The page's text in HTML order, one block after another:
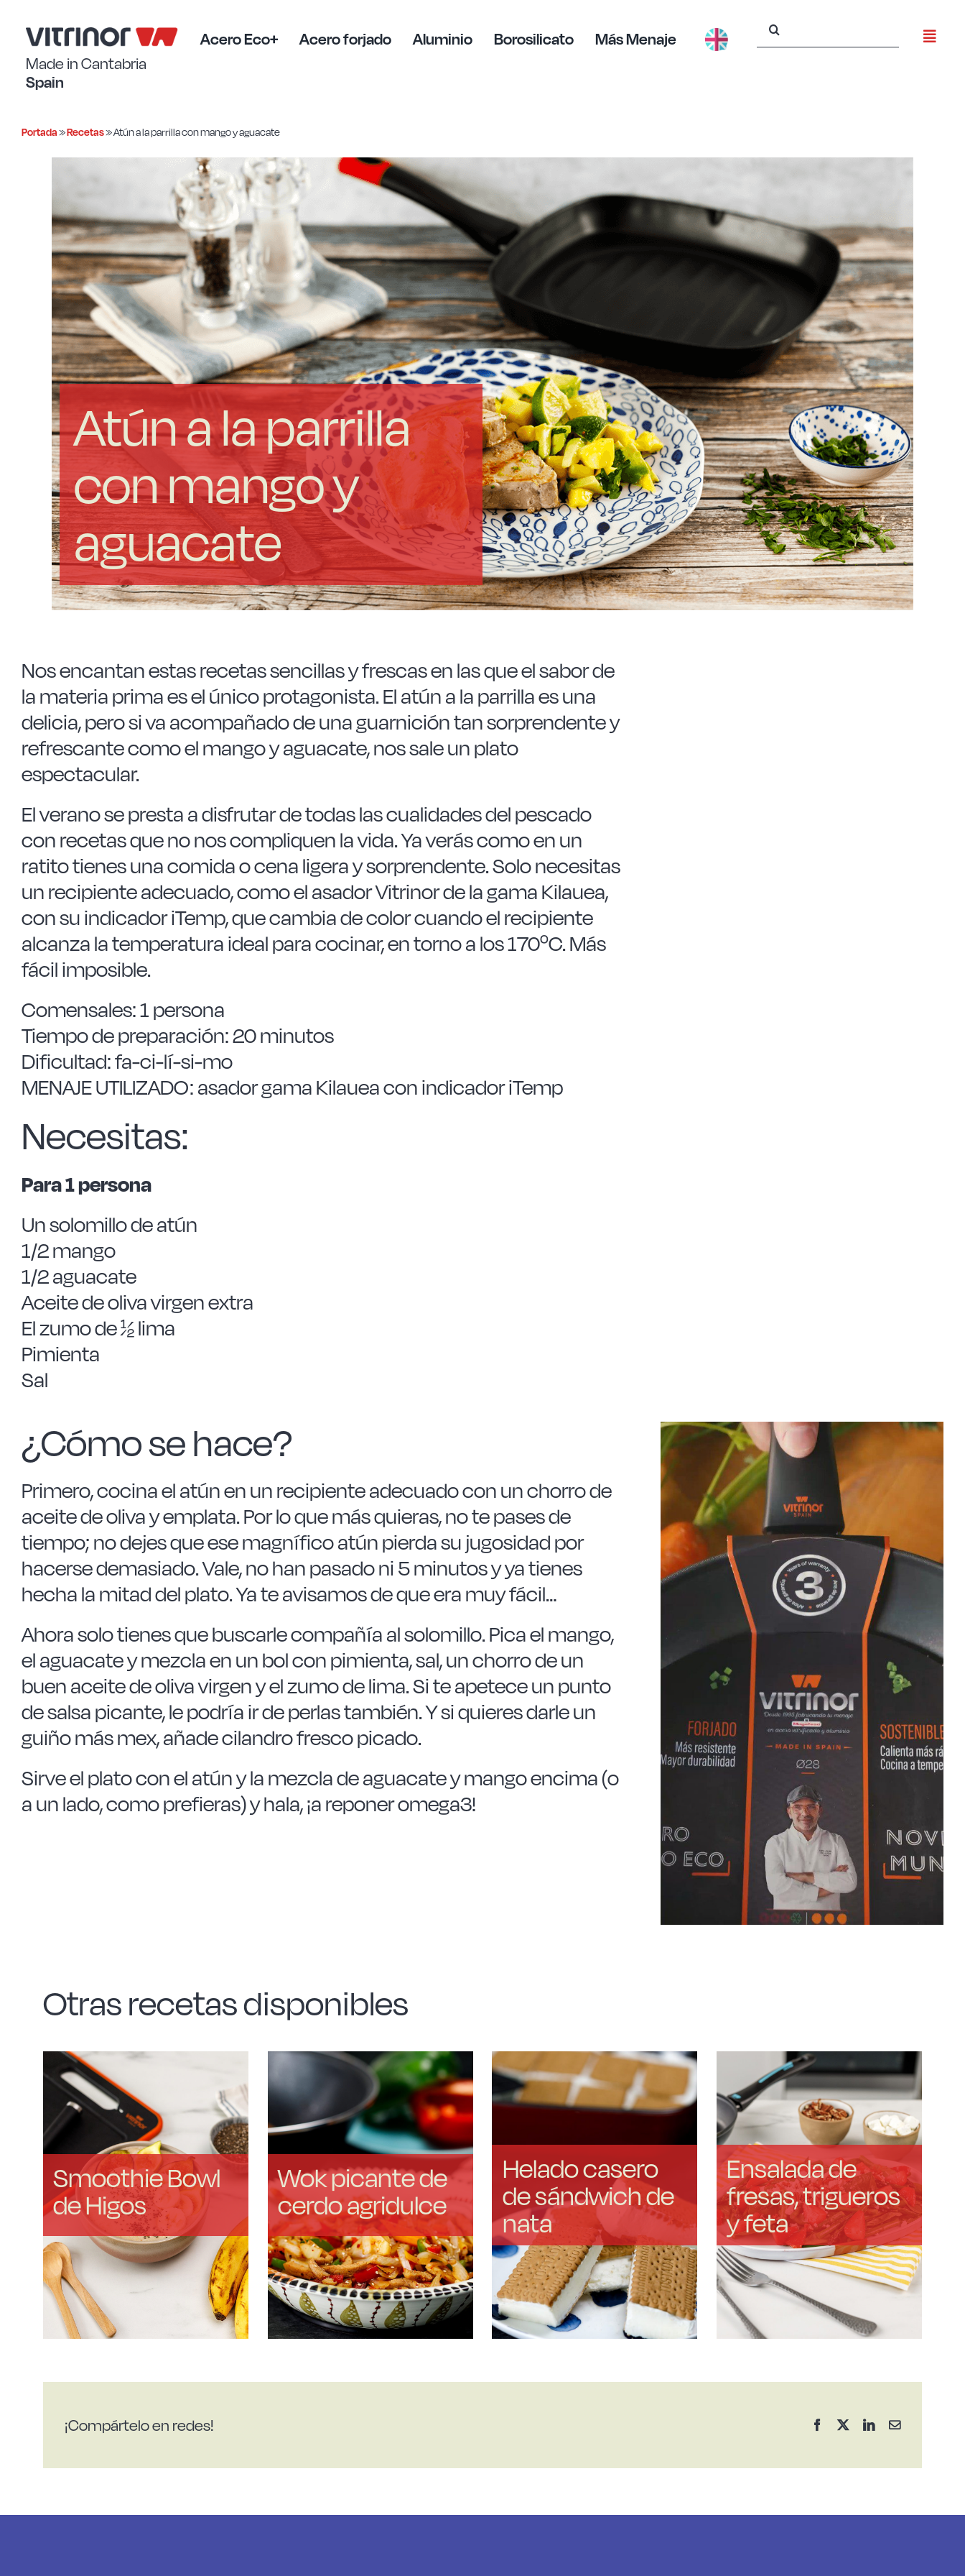
contenido
Made in Cantabria
Spain
Acero Eco+ Acero forjado Aluminio Borosilicato Más Menaje
Portada»Recetas»Atún a la parrilla con mango y aguacate
Atún a la parrilla
con mango y
aguacate
Nos encantan estas recetas sencillas y frescas en las que el sabor de
la materia prima es el único protagonista. El atún a la parrilla es una
delicia, pero si va acompañado de una guarnición tan sorprendente y
refrescante como el mango y aguacate, nos sale un plato
espectacular.
El verano se presta a disfrutar de todas las cualidades del pescado
con recetas que no nos compliquen la vida. Ya verás como en un
ratito tienes una comida o cena ligera y sorprendente. Solo necesitas
un recipiente adecuado, como el asador Vitrinor de la gama Kilauea,
con su indicador iTemp, que cambia de color cuando el recipiente
alcanza la temperatura ideal para cocinar, en torno a los 170ºC. Más
fácil imposible.
Comensales: 1 persona
Tiempo de preparación: 20 minutos
Dificultad: fa-ci-lí-si-mo
MENAJE UTILIZADO: asador gama Kilauea con indicador iTemp
Necesitas:
Para 1 persona
Un solomillo de atún
1/2 mango
1/2 aguacate
Aceite de oliva virgen extra
El zumo de ½ lima
Pimienta
Sal
¿Cómo se hace?
Primero, cocina el atún en un recipiente adecuado con un chorro de
aceite de oliva y emplata. Por lo que más quieras, no te pases de
tiempo; no dejes que ese magnífico atún pierda su jugosidad por
hacerse demasiado. Vale, no han pasado ni 5 minutos y ya tienes
hecha la mitad del plato. Ya te avisamos de que era muy fácil…
Ahora solo tienes que buscarle compañía al solomillo. Pica el mango,
el aguacate y mezcla en un bol con pimienta, sal, un chorro de un
buen aceite de oliva virgen y el zumo de lima. Si te apetece un punto
de salsa picante, le podría ir de perlas también. Y si quieres darle un
guiño más mex, añade cilandro fresco picado.
Sirve el plato con el atún y la mezcla de aguacate y mango encima (o
a un lado, como prefieras) y hala, ¡a reponer omega3!
Otras recetas disponibles
Smoothie Bowl
de Higos
Wok picante de
cerdo agridulce
Helado casero
de sándwich de
nata
Ensalada de
fresas, trigueros
y feta
¡Compártelo en redes! Facebook
X LinkedInCorreo